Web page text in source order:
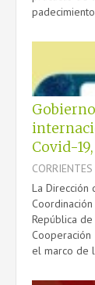
Covid-
CORRIENTES
La Dirección
República
Cooperación
el marco de